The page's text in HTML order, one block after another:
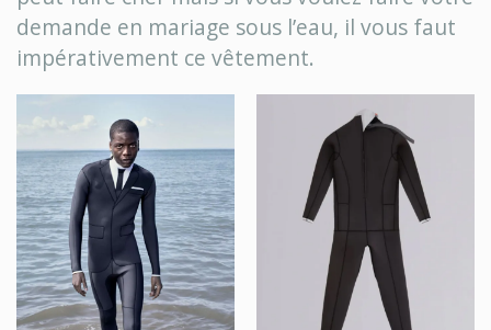
demande en mariage sous l’eau, il vous faut
impérativement ce vêtement.